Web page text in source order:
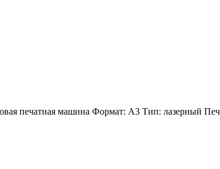
печатная машина Формат: A3 Тип: лазерный